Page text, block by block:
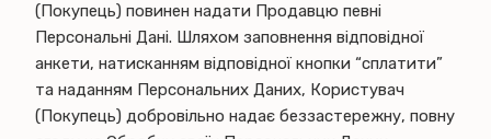
(Покупець) повинен надати Продавцю певні
Персональні Дані. Шляхом заповнення відповідної
анкети, натисканням відповідної кнопки “сплатити”
та наданням Персональних Даних, Користувач
(Покупець) добровільно надає беззастережну, повну